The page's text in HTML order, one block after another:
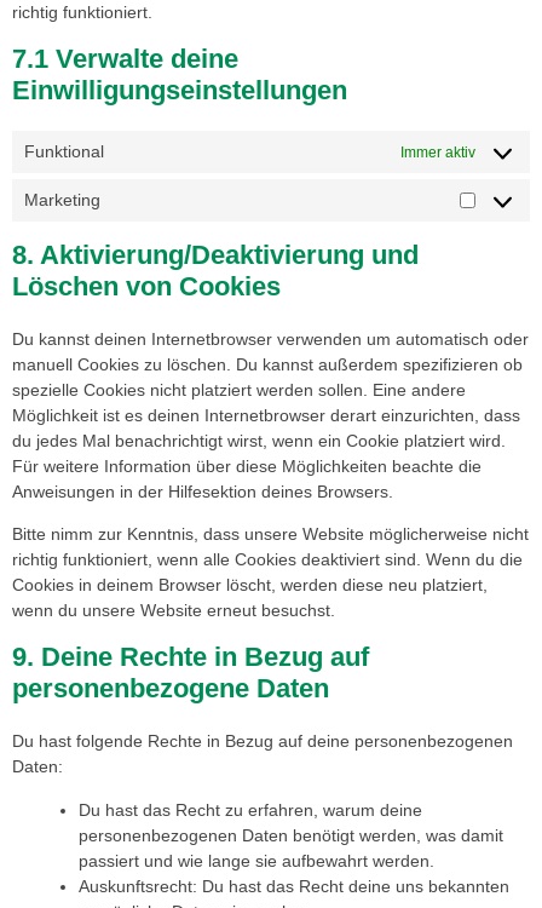
richtig funktioniert.
7.1 Verwalte deine
Einwilligungseinstellungen
Funktional Immer aktiv
Marketing
8. Aktivierung/Deaktivierung und
Löschen von Cookies
Du kannst deinen Internetbrowser verwenden um automatisch oder
manuell Cookies zu löschen. Du kannst außerdem spezifizieren ob
spezielle Cookies nicht platziert werden sollen. Eine andere
Möglichkeit ist es deinen Internetbrowser derart einzurichten, dass
du jedes Mal benachrichtigt wirst, wenn ein Cookie platziert wird.
Für weitere Information über diese Möglichkeiten beachte die
Anweisungen in der Hilfesektion deines Browsers.
Bitte nimm zur Kenntnis, dass unsere Website möglicherweise nicht
richtig funktioniert, wenn alle Cookies deaktiviert sind. Wenn du die
Cookies in deinem Browser löscht, werden diese neu platziert,
wenn du unsere Website erneut besuchst.
9. Deine Rechte in Bezug auf
personenbezogene Daten
Du hast folgende Rechte in Bezug auf deine personenbezogenen
Daten:
Du hast das Recht zu erfahren, warum deine
personenbezogenen Daten benötigt werden, was damit
passiert und wie lange sie aufbewahrt werden.
Auskunftsrecht: Du hast das Recht deine uns bekannten